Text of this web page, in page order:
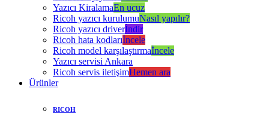
Yazıcı KiralamaEn ucuz
Ricoh yazıcı kurulumuNasıl yapılır?
Ricoh yazıcı driverİndir
Ricoh hata kodlarıİncele
Ricoh model karşılaştırmaİncele
Yazıcı servisi Ankara
Ricoh servis iletişimHemen ara
Ürünler
RICOH